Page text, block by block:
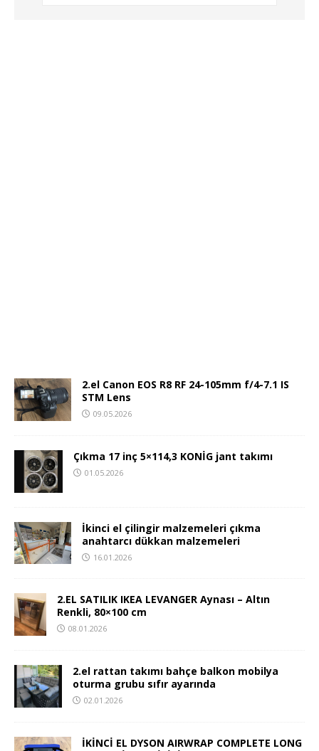
2.el Canon EOS R8 RF 24-105mm f/4-7.1 IS
STM Lens
09.05.2026
Çıkma 17 inç 5×114,3 KONİG jant takımı
01.05.2026
İkinci el çilingir malzemeleri çıkma
anahtarcı dükkan malzemeleri
16.01.2026
2.EL SATILIK IKEA LEVANGER Aynası – Altın
Renkli, 80×100 cm
08.01.2026
2.el rattan takımı bahçe balkon mobilya
oturma grubu sıfır ayarında
02.01.2026
İKİNCİ EL DYSON AIRWRAP COMPLETE LONG